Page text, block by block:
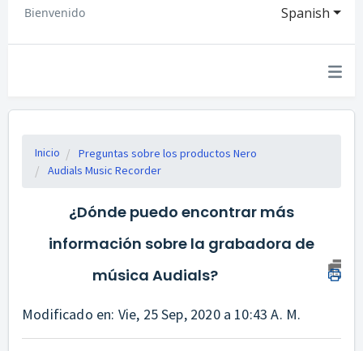
Spanish
Bienvenido
Inicio
Preguntas sobre los productos Nero
Audials Music Recorder
¿Dónde puedo encontrar más
información sobre la grabadora de
música Audials?
Modificado en: Vie, 25 Sep, 2020 a 10:43 A. M.